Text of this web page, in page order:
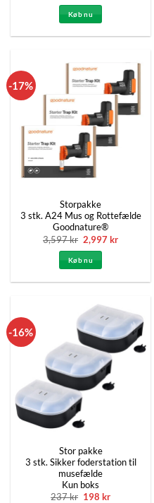
pris
var:
216 kr.
Køb nu
-17%
Storpakke
3 stk. A24 Mus og Rottefælde
Goodnature®
3,597kr Den
oprindelige
pris
var:
3,597 kr.
2,997krDen
Køb nu
-16%
Stor pakke
3 stk. Sikker foderstation til
musefælde
Kun boks
237kr Den
198 krDen